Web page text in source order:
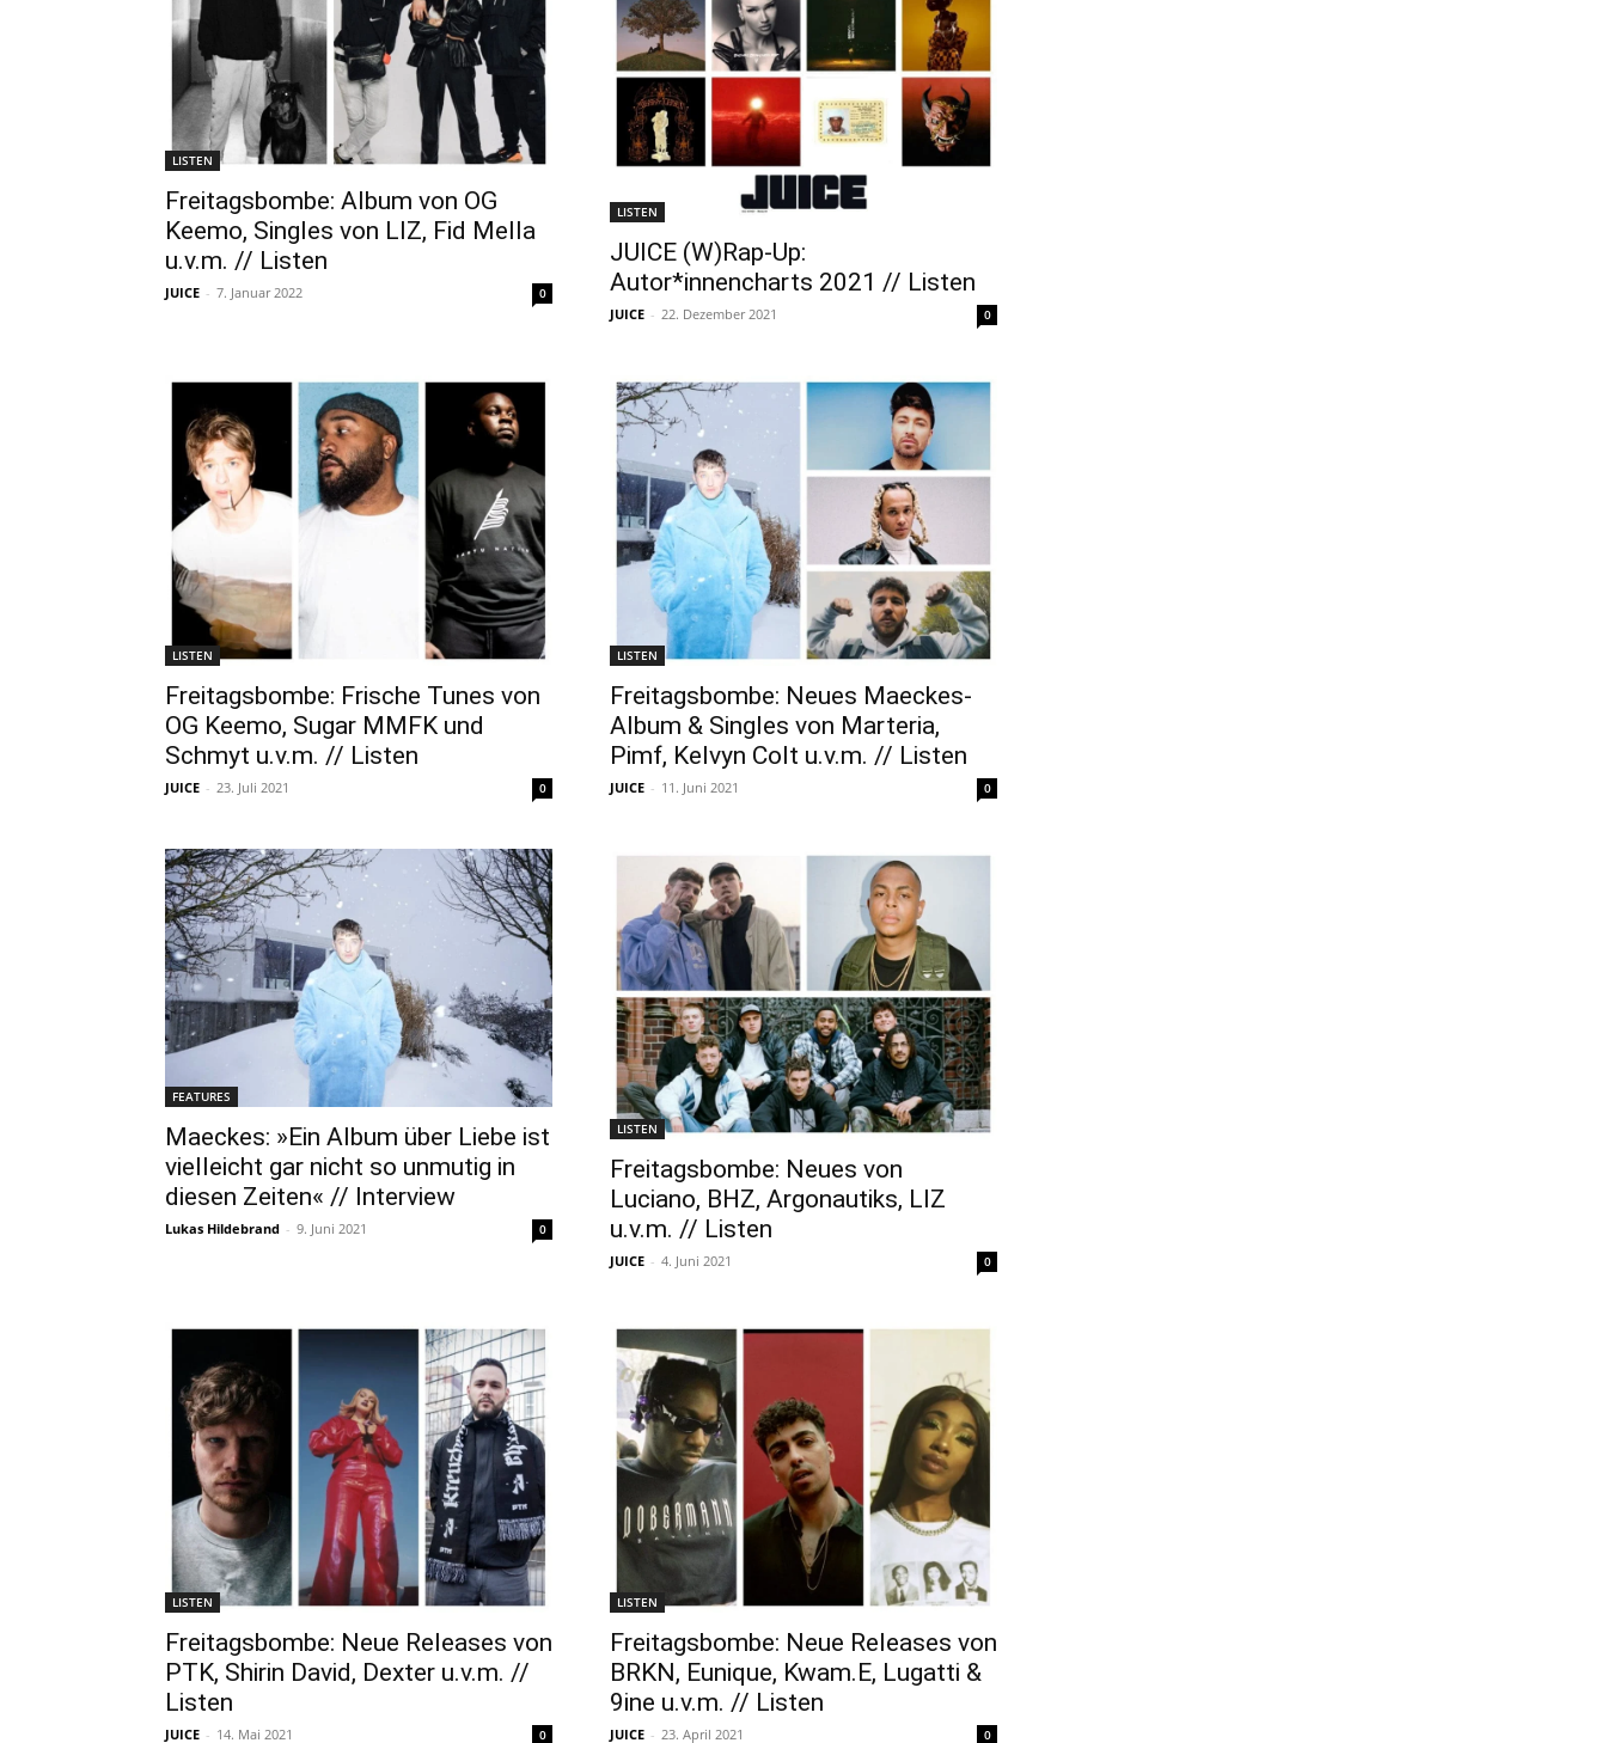
LISTEN
Freitagsbombe: Album von OG
Keemo, Singles von LIZ, Fid Mella
u.v.m. // Listen
JUICE - 7. Januar 2022 0
LISTEN
JUICE (W)Rap-Up:
Autor*innencharts 2021 // Listen
JUICE - 22. Dezember 2021 0
LISTEN
Freitagsbombe: Frische Tunes von
OG Keemo, Sugar MMFK und
Schmyt u.v.m. // Listen
JUICE - 23. Juli 2021 0
LISTEN
Freitagsbombe: Neues Maeckes-
Album & Singles von Marteria,
Pimf, Kelvyn Colt u.v.m. // Listen
JUICE - 11. Juni 2021 0
FEATURES
Maeckes: »Ein Album über Liebe ist
vielleicht gar nicht so unmutig in
diesen Zeiten« // Interview
Lukas Hildebrand - 9. Juni 2021 0
LISTEN
Freitagsbombe: Neues von
Luciano, BHZ, Argonautiks, LIZ
u.v.m. // Listen
JUICE - 4. Juni 2021 0
LISTEN
Freitagsbombe: Neue Releases von
PTK, Shirin David, Dexter u.v.m. //
Listen
JUICE - 14. Mai 2021 0
LISTEN
Freitagsbombe: Neue Releases von
BRKN, Eunique, Kwam.E, Lugatti &
9ine u.v.m. // Listen
JUICE - 23. April 2021 0